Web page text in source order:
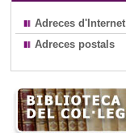
Adreces d'Internet
Adreces postals